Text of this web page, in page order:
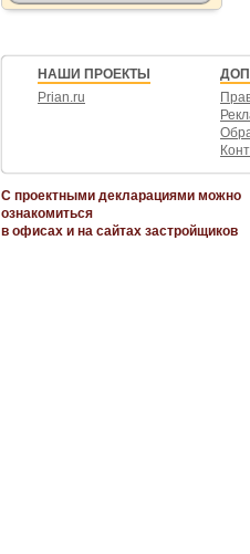
НАШИ ПРОЕКТЫ
Prian.ru
С проектными декларациями можно
ознакомиться
в офисах и на сайтах застройщиков